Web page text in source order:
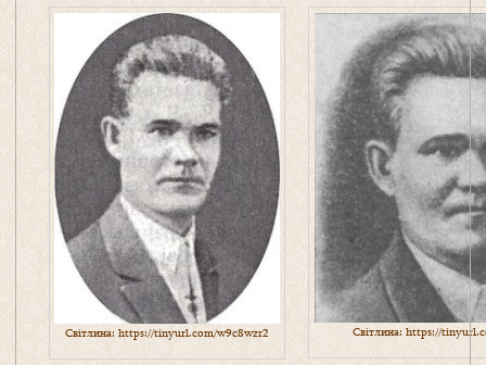
Світлина: https://tinyurl.com/w9c8wzr2 Світлина:https://